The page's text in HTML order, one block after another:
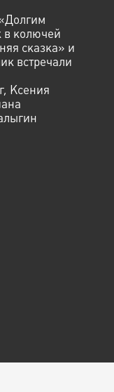
в колючей
сказка» и
встречали
Ксения